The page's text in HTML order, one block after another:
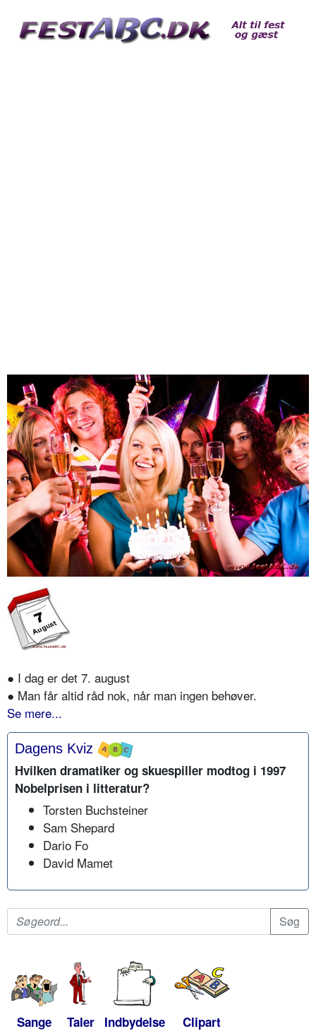
● I dag er det 7. august
● Man får altid råd nok, når man ingen behøver.
Se mere...
Dagens Kviz
Hvilken dramatiker og skuespiller modtog i 1997
Nobelprisen i litteratur?
Torsten Buchsteiner
Sam Shepard
Dario Fo
David Mamet
Sange Taler Indbydelse Clipart